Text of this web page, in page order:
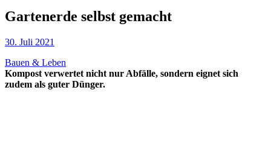
Gartenerde selbst gemacht
30. Juli 2021
Bauen & Leben
Kompost verwertet nicht nur Abfälle, sondern eignet sich
zudem als guter Dünger.